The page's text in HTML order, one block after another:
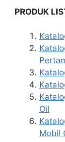
PRODUK
Oil
Mobil